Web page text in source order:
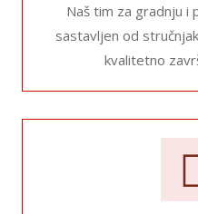
Naš tim za gradnju i
sastavljen od
kvalitetno